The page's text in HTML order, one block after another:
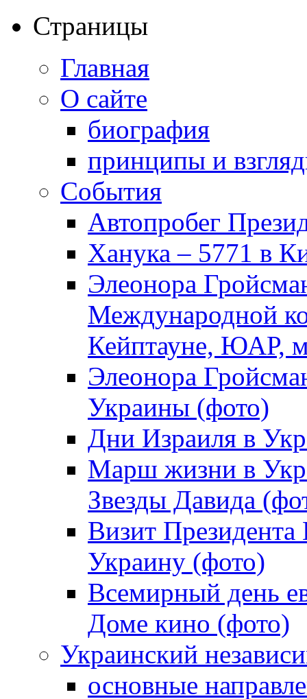
Страницы
Главная
О сайте
биография
принципы и
События
Автопробег
Ханука – 5771 в
Элеонора
Международной
Кейптауне, ЮАР,
Элеонора
Украины (фото)
Дни Израиля в
Марш жизни в
Звезды Давида
Визит
Украину (фото)
Всемирный день
Доме кино (фото)
Украинский
основные